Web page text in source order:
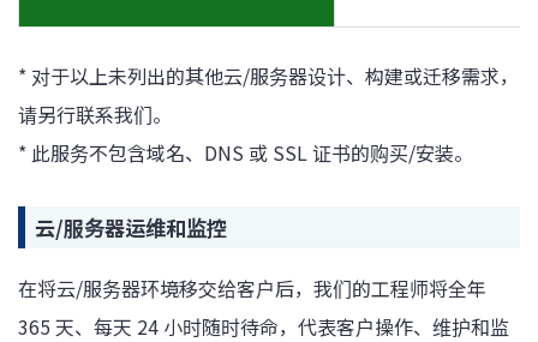
* 对于以上未列出的其他云/服务器设计、构建或迁移需求，
请另行联系我们。
* 此服务不包含域名、DNS 或 SSL 证书的购买/安装。
云/服务器运维和监控
在将云/服务器环境移交给客户后，我们的工程师将全年
365 天、每天 24 小时随时待命，代表客户操作、维护和监